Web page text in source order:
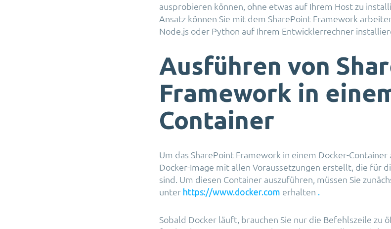
ausprobieren können, ohne etwas auf Ihrem Host zu
Ansatz können Sie mit dem SharePoint Framework
Node.js oder Python auf Ihrem Entwicklerrechner
Ausführen von
Framework in
Container
Um das SharePoint Framework in einem Docker-
Docker-Image mit allen Voraussetzungen erstellt, die für
sind. Um diesen Container auszuführen, müssen Sie
unter https://www.docker.com erhalten .
Sobald Docker läuft, brauchen Sie nur die Befehlszeile zu